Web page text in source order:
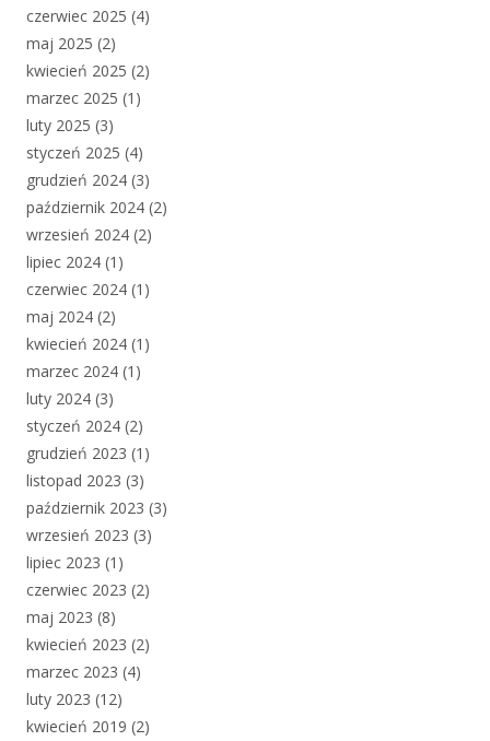
czerwiec 2025 (4)
maj 2025 (2)
kwiecień 2025 (2)
marzec 2025 (1)
luty 2025 (3)
styczeń 2025 (4)
grudzień 2024 (3)
październik 2024 (2)
wrzesień 2024 (2)
lipiec 2024 (1)
czerwiec 2024 (1)
maj 2024 (2)
kwiecień 2024 (1)
marzec 2024 (1)
luty 2024 (3)
styczeń 2024 (2)
grudzień 2023 (1)
listopad 2023 (3)
październik 2023 (3)
wrzesień 2023 (3)
lipiec 2023 (1)
czerwiec 2023 (2)
maj 2023 (8)
kwiecień 2023 (2)
marzec 2023 (4)
luty 2023 (12)
kwiecień 2019 (2)